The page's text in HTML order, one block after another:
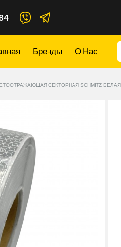
Бренды О Нас
СЕКТОРНАЯ SCHMITZ БЕЛАЯ